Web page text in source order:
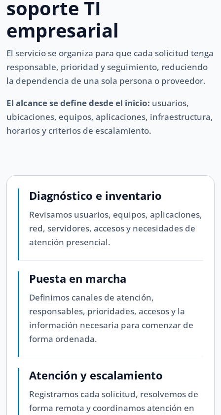
soporte TI
empresarial
El servicio se organiza para que cada solicitud tenga
responsable, prioridad y seguimiento, reduciendo
la dependencia de una sola persona o proveedor.
El alcance se define desde el inicio: usuarios,
ubicaciones, equipos, aplicaciones, infraestructura,
horarios y criterios de escalamiento.
Diagnóstico e inventario
Revisamos usuarios, equipos, aplicaciones,
red, servidores, accesos y necesidades de
atención presencial.
Puesta en marcha
Definimos canales de atención,
responsables, prioridades, accesos y la
información necesaria para comenzar de
forma ordenada.
Atención y escalamiento
Registramos cada solicitud, resolvemos de
forma remota y coordinamos atención en